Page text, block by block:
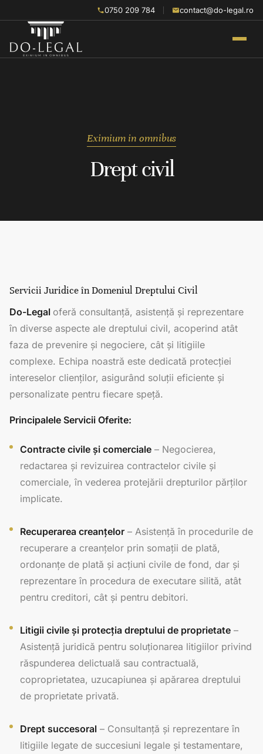
0750 209 784 contact@do-legal.ro
Eximium in omnibus
Drept civil
Servicii Juridice în Domeniul Dreptului Civil
Do-Legal oferă consultanță, asistență și reprezentare
în diverse aspecte ale dreptului civil, acoperind atât
faza de prevenire și negociere, cât și litigiile
complexe. Echipa noastră este dedicată protecției
intereselor clienților, asigurând soluții eficiente și
personalizate pentru fiecare speță.
Principalele Servicii Oferite:
Contracte civile și comerciale – Negocierea,
redactarea și revizuirea contractelor civile și
comerciale, în vederea protejării drepturilor părților
implicate.
Recuperarea creanțelor – Asistență în procedurile de
recuperare a creanțelor prin somații de plată,
ordonanțe de plată și acțiuni civile de fond, dar și
reprezentare în procedura de executare silită, atât
pentru creditori, cât și pentru debitori.
Litigii civile și protecția dreptului de proprietate –
Asistență juridică pentru soluționarea litigiilor privind
răspunderea delictuală sau contractuală,
coproprietatea, uzucapiunea și apărarea dreptului
de proprietate privată.
Drept succesoral – Consultanță și reprezentare în
litigiile legate de succesiuni legale și testamentare,